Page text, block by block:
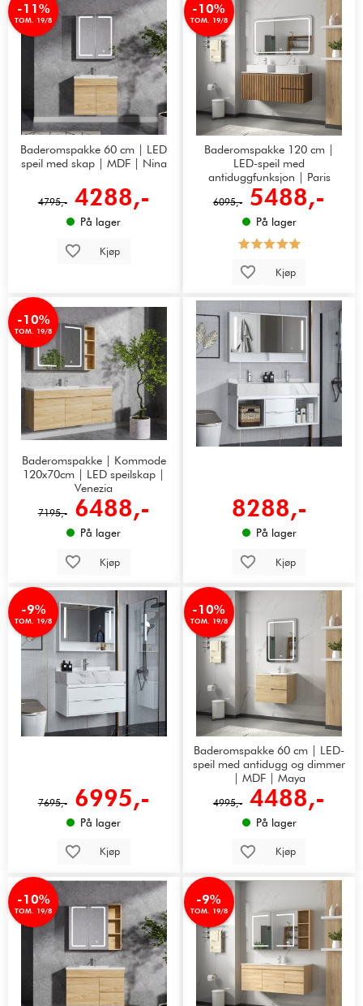
-11%
TOM. 19/8
Baderomspakke 60 cm | LED
speil med skap | MDF | Nina
4795,- 4288,-
På lager
Kjøp
-10%
TOM. 19/8
Baderomspakke 120 cm |
LED-speil med
antiduggfunksjon | Paris
6095,- 5488,-
På lager
Kjøp
-10%
TOM. 19/8
Baderomspakke | Kommode
120x70cm | LED speilskap |
Venezia
7195,- 6488,-
På lager
Kjøp
8288,-
På lager
Kjøp
-9%
TOM. 19/8
7695,- 6995,-
På lager
Kjøp
-10%
TOM. 19/8
Baderomspakke 60 cm | LED-
speil med antidugg og dimmer
| MDF | Maya
4995,- 4488,-
På lager
Kjøp
-10%
TOM. 19/8
-9%
TOM. 19/8